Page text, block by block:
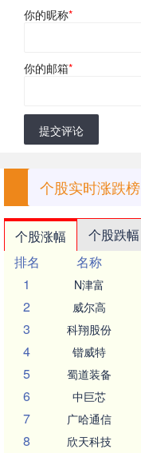
你的昵称*
你的邮箱*
提交评论
个股实时涨跌榜
个股涨幅 个股跌幅
排名
名称
1
N津富
2 威尔高
3 科翔股份
4 锴威特
5 蜀道装备
6 中巨芯
7 广哈通信
8 欣天科技